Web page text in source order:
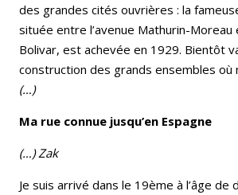
des grandes cités ouvrières : la
située entre l’avenue Mathurin-Moreau
Bolivar, est achevée en 1929. Bientôt
construction des grands ensembles où
(…)
Ma rue connue jusqu’en Espagne
(…) Zak
Je suis arrivé dans le 19ème à l’âge de